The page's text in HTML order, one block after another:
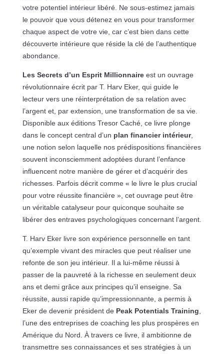
votre potentiel intérieur libéré. Ne sous-estimez jamais
le pouvoir que vous détenez en vous pour transformer
chaque aspect de votre vie, car c’est bien dans cette
découverte intérieure que réside la clé de l’authentique
abondance.
Les Secrets d’un Esprit Millionnaireest un ouvrage
révolutionnaire écrit par T. Harv Eker, qui guide le
lecteur vers une réinterprétation de sa relation avec
l’argent et, par extension, une transformation de sa vie.
Disponible aux éditions Tresor Caché, ce livre plonge
dans le concept central d’un plan financier intérieur,
une notion selon laquelle nos prédispositions financières
souvent inconsciemment adoptées durant l’enfance
influencent notre manière de gérer et d’acquérir des
richesses. Parfois décrit comme « le livre le plus crucial
pour votre réussite financière », cet ouvrage peut être
un véritable catalyseur pour quiconque souhaite se
libérer des entraves psychologiques concernant l’argent.
T. Harv Eker livre son expérience personnelle en tant
qu’exemple vivant des miracles que peut réaliser une
refonte de son jeu intérieur. Il a lui-même réussi à
passer de la pauvreté à la richesse en seulement deux
ans et demi grâce aux principes qu’il enseigne. Sa
réussite, aussi rapide qu’impressionnante, a permis à
Eker de devenir président de Peak Potentials Training
l’une des entreprises de coaching les plus prospères en
Amérique du Nord. À travers ce livre, il ambitionne de
transmettre ses connaissances et ses stratégies à un